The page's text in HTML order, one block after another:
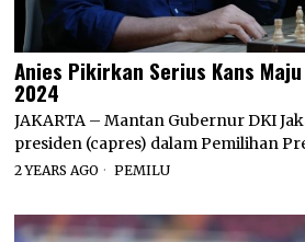
Anies Pikirkan Serius Kans
2024
JAKARTA – Mantan Gubernur DKI
presiden (capres) dalam Pemilihan
2 YEARS AGO PEMILU